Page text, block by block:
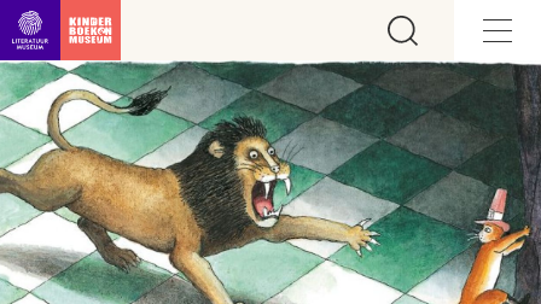
Ga direct naar inhoud